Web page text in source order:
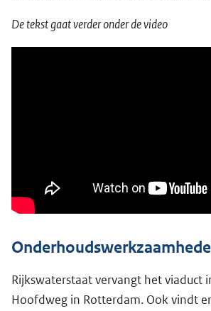
De tekst gaat verder onder de video
Rijkswaterstaat vervangt het viaduct
Hoofdweg in Rotterdam. Ook vindt